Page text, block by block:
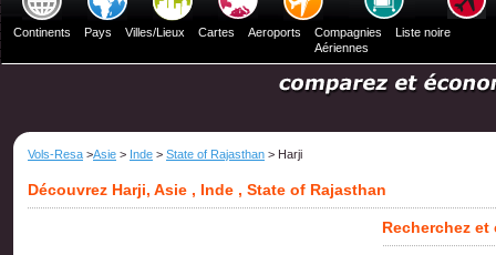
Continents Pays Villes/Lieux Cartes Aeroports
Compagnies
Aériennes
Liste noire
Vols-Resa >Asie > Inde > State of Rajasthan > Harji
Découvrez Harji, Asie , Inde , State of Rajasthan
Recherchez